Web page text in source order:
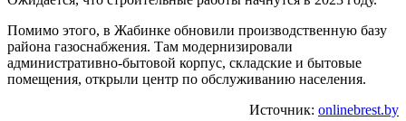
Помимо этого, в Жабинке обновили производственную базу
района газоснабжения. Там модернизировали
административно-бытовой корпус, складские и бытовые
помещения, открыли центр по обслуживанию населения.
Источник: onlinebrest.by